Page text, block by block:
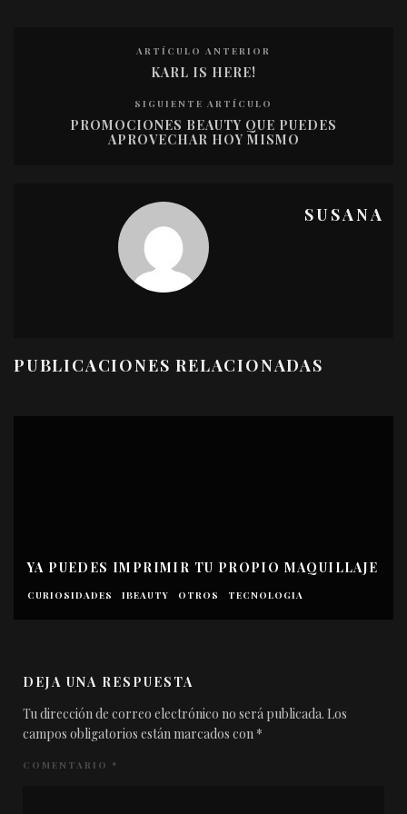
ARTÍCULO ANTERIOR
KARL IS HERE!
SIGUIENTE ARTÍCULO
PROMOCIONES BEAUTY QUE PUEDES
APROVECHAR HOY MISMO
SUSANA
PUBLICACIONES RELACIONADAS
YA PUEDES IMPRIMIR TU PROPIO MAQUILLAJE
CURIOSIDADES IBEAUTY OTROS TECNOLOGIA
DEJA UNA RESPUESTA
Tu dirección de correo electrónico no será publicada. Los
campos obligatorios están marcados con *
COMENTARIO *